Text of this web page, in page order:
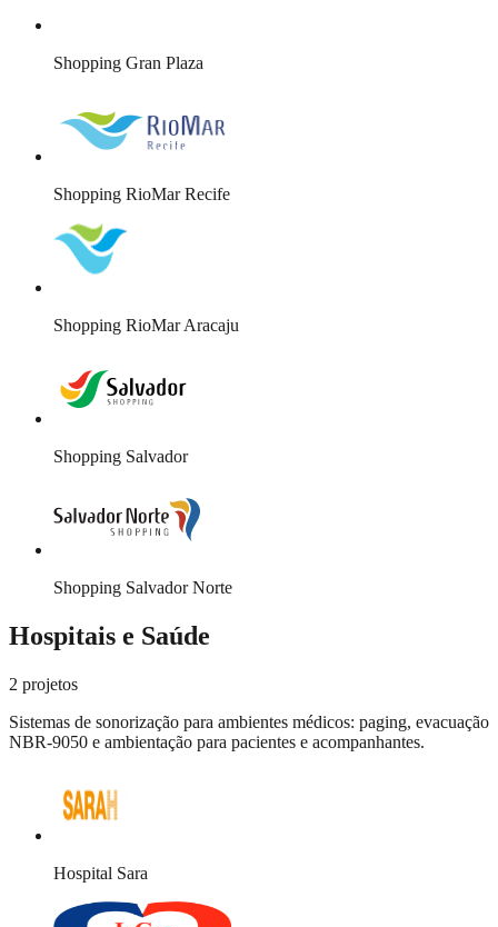
Shopping Gran Plaza
Shopping RioMar Recife
Shopping RioMar Aracaju
Shopping Salvador
Shopping Salvador Norte
Hospitais e Saúde
2 projetos
Sistemas de sonorização para ambientes médicos: paging, evacuação
NBR-9050 e ambientação para pacientes e acompanhantes.
Hospital Sara